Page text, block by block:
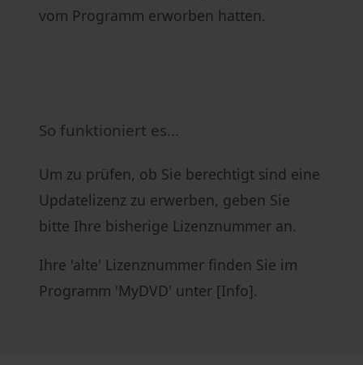
vom Programm erworben hatten.
So funktioniert es...
Um zu prüfen, ob Sie berechtigt sind eine
Updatelizenz zu erwerben, geben Sie
bitte Ihre bisherige Lizenznummer an.
Ihre 'alte' Lizenznummer finden Sie im
Programm 'MyDVD' unter [Info].